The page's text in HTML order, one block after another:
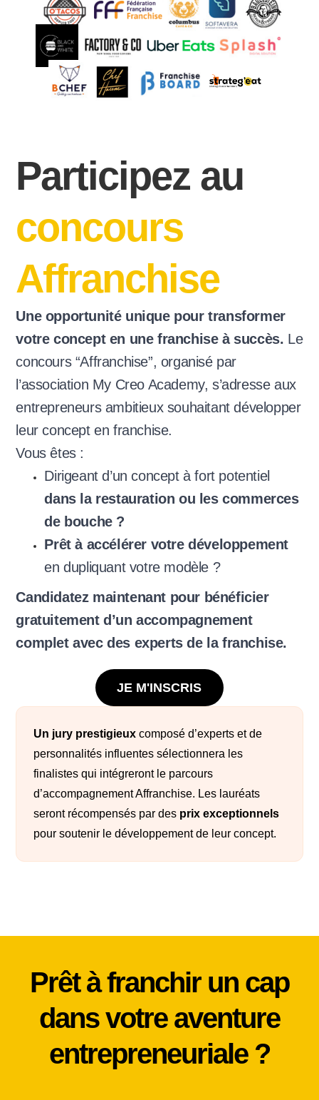
Participez au
concours
Affranchise
Une opportunité unique pour transformer
votre concept en une franchise à succès. Le
concours “Affranchise”, organisé par
l’association My Creo Academy, s’adresse aux
entrepreneurs ambitieux souhaitant développer
leur concept en franchise.
Vous êtes :
Dirigeant d’un concept à fort potentiel
dans la restauration ou les commerces
de bouche ?
Prêt à accélérer votre développement
en dupliquant votre modèle ?
Candidatez maintenant pour bénéficier
gratuitement d’un accompagnement
complet avec des experts de la franchise.
JE M'INSCRIS
Un jury prestigieux composé d’experts et de
personnalités influentes sélectionnera les
finalistes qui intégreront le parcours
d’accompagnement Affranchise. Les lauréats
seront récompensés par des prix exceptionnels
pour soutenir le développement de leur concept.
Prêt à franchir un cap
dans votre aventure
entrepreneuriale ?